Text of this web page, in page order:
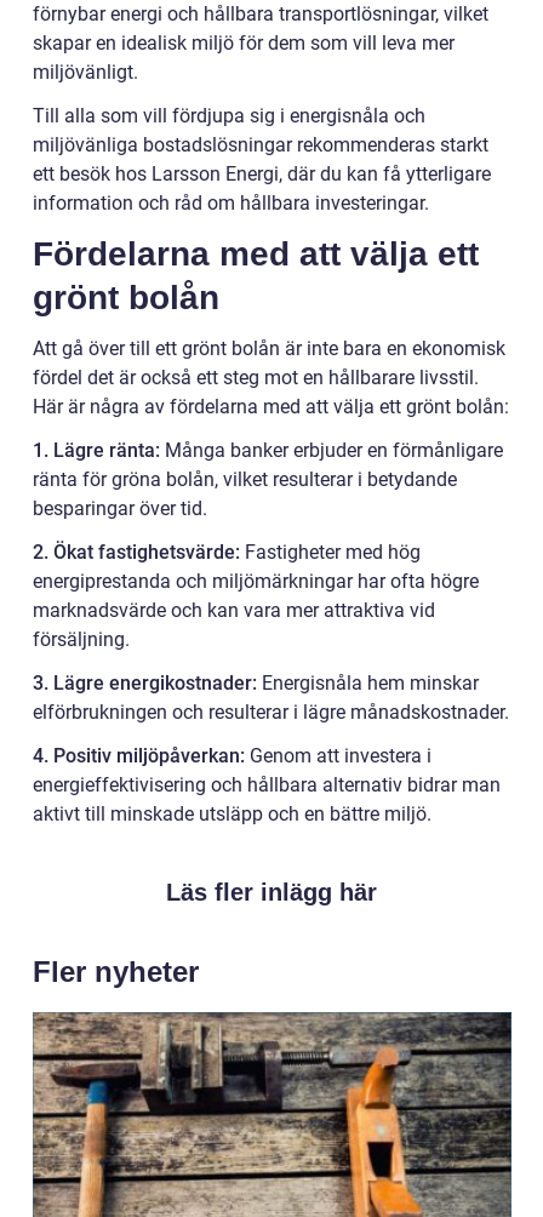
förnybar energi och hållbara transportlösningar, vilket
skapar en idealisk miljö för dem som vill leva mer
miljövänligt.
Till alla som vill fördjupa sig i energisnåla och
miljövänliga bostadslösningar rekommenderas starkt
ett besök hos Larsson Energi, där du kan få ytterligare
information och råd om hållbara investeringar.
Fördelarna med att välja ett
grönt bolån
Att gå över till ett grönt bolån är inte bara en ekonomisk
fördel det är också ett steg mot en hållbarare livsstil.
Här är några av fördelarna med att välja ett grönt bolån:
1. Lägre ränta: Många banker erbjuder en förmånligare
ränta för gröna bolån, vilket resulterar i betydande
besparingar över tid.
2. Ökat fastighetsvärde: Fastigheter med hög
energiprestanda och miljömärkningar har ofta högre
marknadsvärde och kan vara mer attraktiva vid
försäljning.
3. Lägre energikostnader: Energisnåla hem minskar
elförbrukningen och resulterar i lägre månadskostnader.
4. Positiv miljöpåverkan: Genom att investera i
energieffektivisering och hållbara alternativ bidrar man
aktivt till minskade utsläpp och en bättre miljö.
Läs fler inlägg här
Fler nyheter